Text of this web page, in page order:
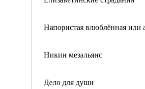
Напористая влюблённая или
Никин мезальянс
Дело для души